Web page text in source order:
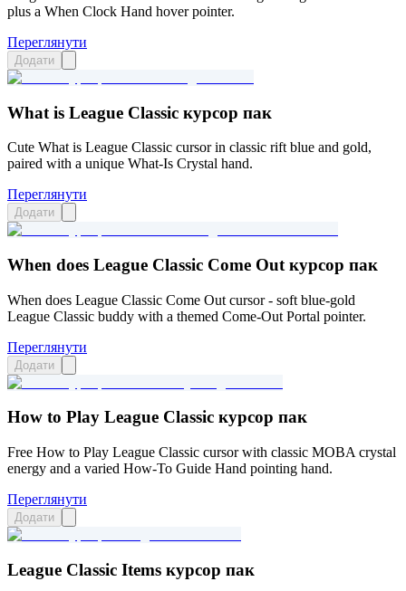
plus a When Clock Hand hover pointer.
Переглянути
Додати
What is League Classic курсор пак
Cute What is League Classic cursor in classic rift blue and gold,
paired with a unique What-Is Crystal hand.
Переглянути
Додати
When does League Classic Come Out курсор пак
When does League Classic Come Out cursor - soft blue-gold
League Classic buddy with a themed Come-Out Portal pointer.
Переглянути
Додати
How to Play League Classic курсор пак
Free How to Play League Classic cursor with classic MOBA crystal
energy and a varied How-To Guide Hand pointing hand.
Переглянути
Додати
League Classic Items курсор пак